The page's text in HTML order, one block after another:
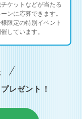
ケットなどが当たる
ンに応募できます。
限定の特別イベント
しています。
レゼント！